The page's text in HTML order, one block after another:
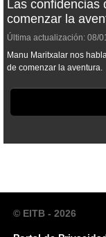
Las confidencias
comenzar la
Última actualización: 08/
Manu Maritxalar nos
de comenzar la aventura.
© EITB - 2026